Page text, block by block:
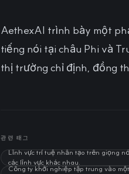
AethexAI trình bày một
tiếng nói tại châu Phi và
thị trường chỉ định, đồng
관련 태그
Lĩnh vực trí tuệ nhân tạo trên giọng
các lĩnh vực khác nhau.
Công ty khởi nghiệp tập trung vào